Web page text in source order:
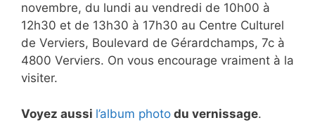
novembre, du lundi au vendredi de 10h00 à
12h30 et de 13h30 à 17h30 au Centre Culturel
de Verviers, Boulevard de Gérardchamps, 7c à
4800 Verviers. On vous encourage vraiment à la
visiter.
Voyez aussi l’album photo du vernissage.